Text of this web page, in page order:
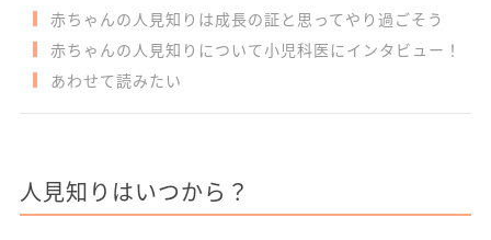
赤ちゃんの人見知りは成長の証と思ってやり過ごそう
赤ちゃんの人見知りについて小児科医にインタビュー！
あわせて読みたい
人見知りはいつから？